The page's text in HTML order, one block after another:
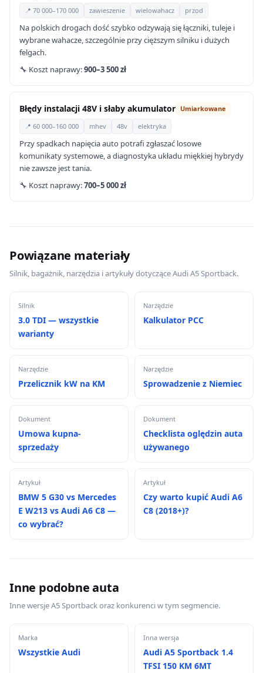
📍 70 000–170 000 zawieszenie wielowahacz przod
Na polskich drogach dość szybko odzywają się łączniki, tuleje i
wybrane wahacze, szczególnie przy cięższym silniku i dużych
felgach.
🔧 Koszt naprawy:900–3 500 zł
Błędy instalacji 48V i słaby akumulator Umiarkowane
📍 60 000–160 000 mhev 48v elektryka
Przy spadkach napięcia auto potrafi zgłaszać losowe
komunikaty systemowe, a diagnostyka układu miękkiej hybrydy
nie zawsze jest tania.
🔧 Koszt naprawy:700–5 000 zł
Powiązane materiały
Silnik, bagażnik, narzędzia i artykuły dotyczące Audi A5 Sportback.
Silnik
3.0 TDI — wszystkie
warianty
Narzędzie
Kalkulator PCC
Narzędzie
Przelicznik kW na KM
Narzędzie
Sprowadzenie z Niemiec
Dokument
Umowa kupna-
sprzedaży
Dokument
Checklista oględzin auta
używanego
Artykuł
BMW 5 G30 vs Mercedes
E W213 vs Audi A6 C8 —
co wybrać?
Artykuł
Czy warto kupić Audi A6
C8 (2018+)?
Inne podobne auta
Inne wersje A5 Sportback oraz konkurenci w tym segmencie.
Marka
Wszystkie Audi
Inna wersja
Audi A5 Sportback 1.4
TFSI 150 KM 6MT